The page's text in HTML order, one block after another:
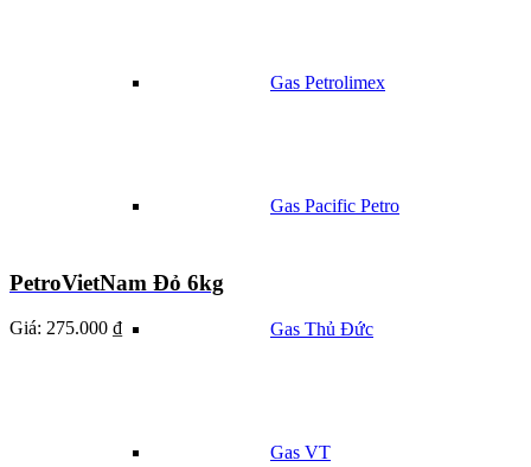
Gas Petrolimex
Gas Pacific Petro
Gas Thủ Đức
Gas VT
PetroVietNam Đỏ 6kg
Giá: 275.000 ₫